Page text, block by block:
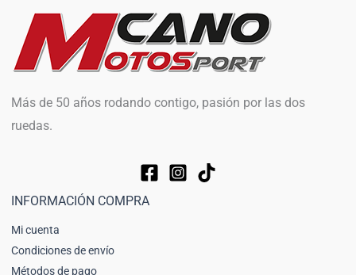
Más de 50 años rodando contigo, pasión por las dos
ruedas.
INFORMACIÓN COMPRA
Mi cuenta
Condiciones de envío
Métodos de pago